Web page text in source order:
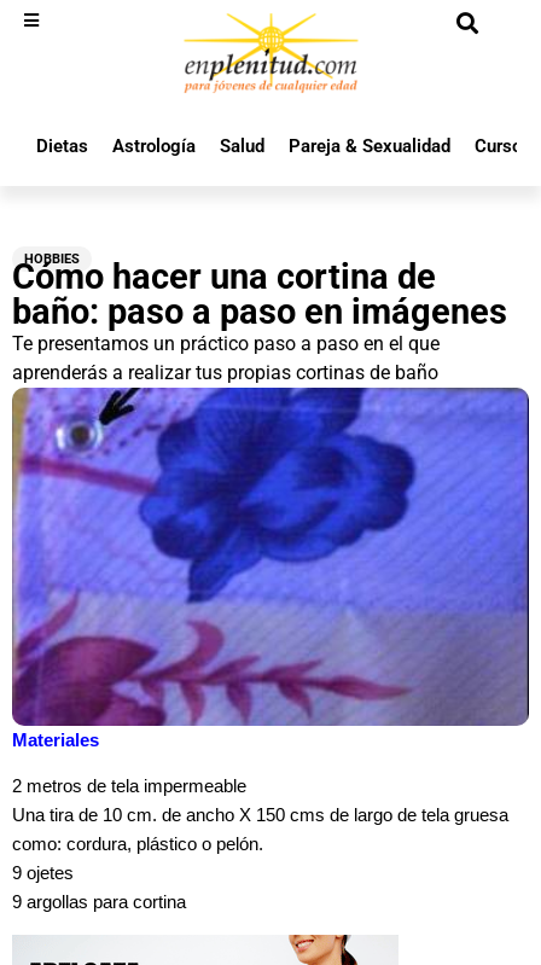
Dietas Astrología Salud Pareja & Sexualidad Cursos
HOBBIES
Cómo hacer una cortina de
baño: paso a paso en imágenes
Te presentamos un práctico paso a paso en el que
aprenderás a realizar tus propias cortinas de baño
Materiales
2 metros de tela impermeable
Una tira de 10 cm. de ancho X 150 cms de largo de tela gruesa
como: cordura, plástico o pelón.
9 ojetes
9 argollas para cortina